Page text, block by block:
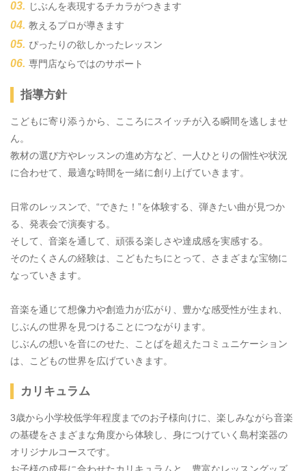
じぶんを表現するチカラがつきます
教えるプロが導きます
ぴったりの欲しかったレッスン
専門店ならではのサポート
指導方針
こどもに寄り添うから、こころにスイッチが入る瞬間を逃しませ
ん。
教材の選び方やレッスンの進め方など、一人ひとりの個性や状況
に合わせて、最適な時間を一緒に創り上げていきます。
日常のレッスンで、“できた！”を体験する、弾きたい曲が見つか
る、発表会で演奏する。
そして、音楽を通して、頑張る楽しさや達成感を実感する。
そのたくさんの経験は、こどもたちにとって、さまざまな宝物に
なっていきます。
音楽を通じて想像力や創造力が広がり、豊かな感受性が生まれ、
じぶんの世界を見つけることにつながります。
じぶんの想いを音にのせた、ことばを超えたコミュニケーション
は、こどもの世界を広げていきます。
カリキュラム
3歳から小学校低学年程度までのお子様向けに、楽しみながら音楽
の基礎をさまざまな角度から体験し、身につけていく島村楽器の
オリジナルコースです。